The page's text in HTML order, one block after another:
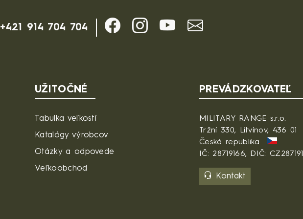
+421 914 704 704
UŽITOČNÉ
Tabulka veľkostí
Katalógy výrobcov
Otázky a odpovede
Veľkoobchod
PREVÁDZKOVATEĽ
MILITARY RANGE s.r.o.
Tržní 330, Litvínov, 436 01
Česká republika
IČ: 28719166, DIČ:
Kontakt